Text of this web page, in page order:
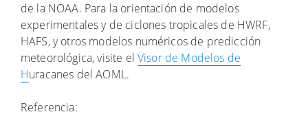
de la NOAA. Para la orientación de modelos
experimentales y de ciclones tropicales de HWRF,
HAFS, y otros modelos numéricos de predicción
meteorológica, visite elVisor de Modelos de
Huracanes del AOML.
Referencia: